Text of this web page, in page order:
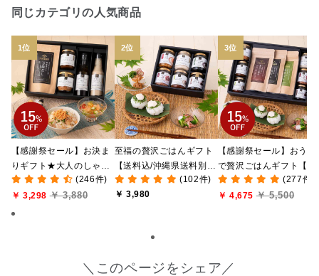
同じカテゴリの人気商品
【感謝祭セール】お決ま
りギフト★大人のしゃけ
しゃけめんたい入り【送
料込/沖縄県送料別途】
【化粧箱包装付】
(246件)
￥ 3,298 ￥ 3,880
至福の贅沢ごはんギフト
【送料込/沖縄県送料別
途】【化粧箱包装付/オン
ライン限定】
(102件)
￥ 3,980
【感謝祭セール】おうち
で贅沢ごはんギフト【送
料無料/沖縄県送料別途】
【化粧箱包装付/オンライ
(277件)
￥ 4,675 ￥ 5,500
＼このページをシェア／